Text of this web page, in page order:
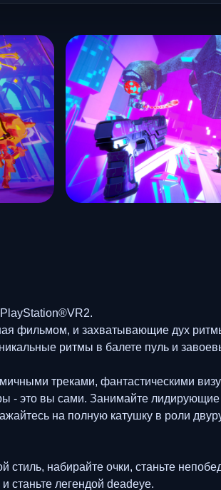
фильмом, и захватывающие дух
ритмы в балете пуль и
треками, фантастическими
- это вы сами. Занимайте лидирующие
на полную катушку в роли
стиль, набирайте очки, станьте
легендой deadeye.